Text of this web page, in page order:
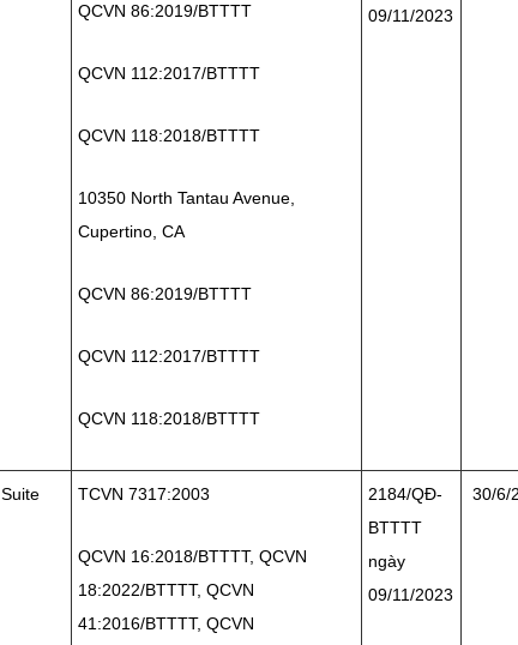
QCVN 86:2019/BTTTT
QCVN 112:2017/BTTTT
QCVN 118:2018/BTTTT
10350 North Tantau Avenue,
Cupertino, CA
QCVN 86:2019/BTTTT
QCVN 112:2017/BTTTT
QCVN 118:2018/BTTTT
09/11/2023
TCVN 7317:2003
QCVN 16:2018/BTTTT, QCVN
18:2022/BTTTT, QCVN
41:2016/BTTTT, QCVN
2184/QĐ-
BTTTT
ngày
09/11/2023
30/6/